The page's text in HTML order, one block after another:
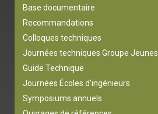
Base documentaire
Recommandations
Colloques techniques
Journées techniques Groupe Jeunes
Guide Technique
Journées Écoles d’ingénieurs
Symposiums annuels